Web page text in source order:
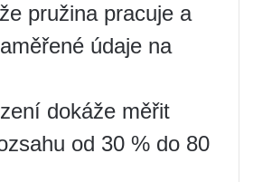
pružina pracuje a
údaje na
dokáže měřit
od 30 % do 80